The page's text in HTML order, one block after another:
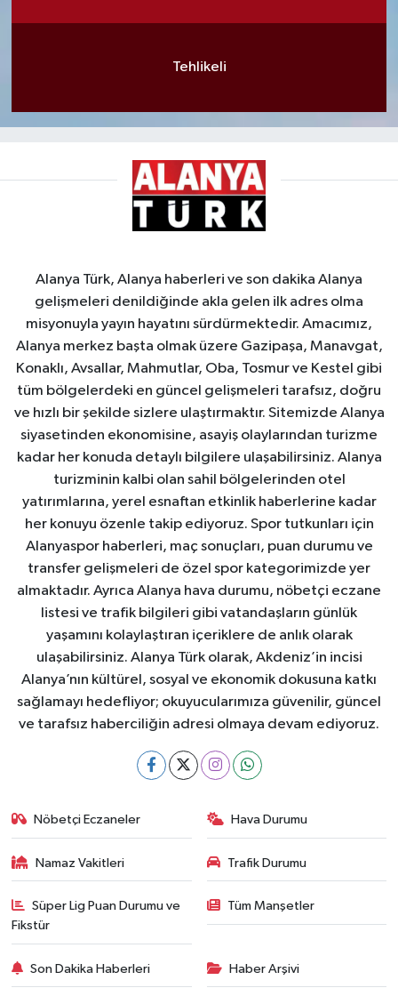
Tehlikeli
Alanya Türk, Alanya haberleri ve son dakika Alanya
gelişmeleri denildiğinde akla gelen ilk adres olma
misyonuyla yayın hayatını sürdürmektedir. Amacımız,
Alanya merkez başta olmak üzere Gazipaşa, Manavgat,
Konaklı, Avsallar, Mahmutlar, Oba, Tosmur ve Kestel gibi
tüm bölgelerdeki en güncel gelişmeleri tarafsız, doğru
ve hızlı bir şekilde sizlere ulaştırmaktır. Sitemizde Alanya
siyasetinden ekonomisine, asayiş olaylarından turizme
kadar her konuda detaylı bilgilere ulaşabilirsiniz. Alanya
turizminin kalbi olan sahil bölgelerinden otel
yatırımlarına, yerel esnaftan etkinlik haberlerine kadar
her konuyu özenle takip ediyoruz. Spor tutkunları için
Alanyaspor haberleri, maç sonuçları, puan durumu ve
transfer gelişmeleri de özel spor kategorimizde yer
almaktadır. Ayrıca Alanya hava durumu, nöbetçi eczane
listesi ve trafik bilgileri gibi vatandaşların günlük
yaşamını kolaylaştıran içeriklere de anlık olarak
ulaşabilirsiniz. Alanya Türk olarak, Akdeniz’in incisi
Alanya’nın kültürel, sosyal ve ekonomik dokusuna katkı
sağlamayı hedefliyor; okuyucularımıza güvenilir, güncel
ve tarafsız haberciliğin adresi olmaya devam ediyoruz.
Nöbetçi Eczaneler Hava Durumu
Namaz Vakitleri Trafik Durumu
Süper Lig Puan Durumu ve
Fikstür
Tüm Manşetler
Son Dakika Haberleri Haber Arşivi